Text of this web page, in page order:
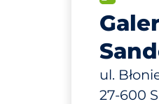
ul.
27-600